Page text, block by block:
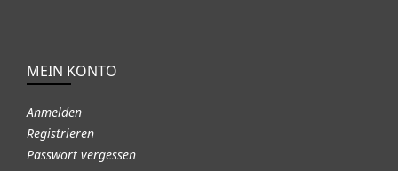
MEIN KONTO
Anmelden
Registrieren
Passwort vergessen